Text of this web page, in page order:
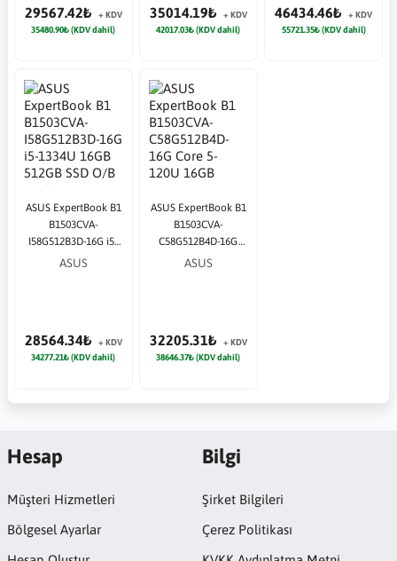
29567.42₺
+ KDV
35480.90₺ (KDV dahil)
35014.19₺
+ KDV
42017.03₺ (KDV dahil)
46434.46₺
+ KDV
55721.35₺ (KDV dahil)
ASUS ExpertBook B1
B1503CVA-
I58G512B3D-16G i5-
1334U 16GB 512GB
ASUS
28564.34₺
+ KDV
34277.21₺ (KDV dahil)
ASUS ExpertBook B1
B1503CVA-
C58G512B4D-16G
Core 5-120U 16GB
ASUS
32205.31₺
+ KDV
38646.37₺ (KDV dahil)
Hesap
Müşteri Hizmetleri
Bölgesel Ayarlar
Bilgi
Şirket Bilgileri
Çerez Politikası